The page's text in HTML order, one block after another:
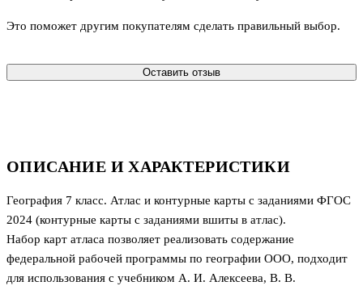
ОПИСАНИЕ И ХАРАКТЕРИСТИКИ
География 7 класс. Атлас и контурные карты с заданиями ФГОС
2024 (контурные карты с заданиями вшиты в атлас).
Набор карт атласа позволяет реализовать содержание
федеральной рабочей программы по географии ООО, подходит
для использования с учебником А. И. Алексеева, В. В.
Это поможет другим покупателям сделать правильный выбор.
Оставить отзыв